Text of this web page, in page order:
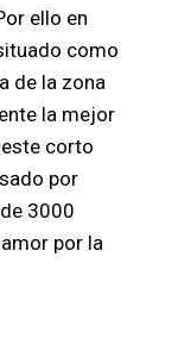
ello en
como
de la zona
la mejor
corto
por
3000
por la